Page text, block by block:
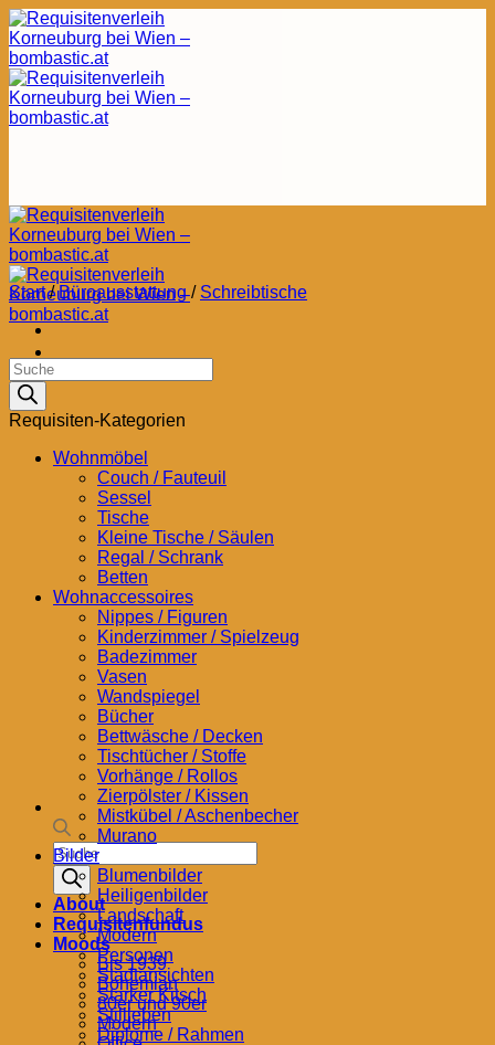
Zum
Inhalt
springen
Products
search
About
Requisitenfundus
Moods
Bis 1939
Bohemian
80er und 90er
Modern
Start / Büroausstattung / Schreibtische
Products
search
Requisiten-Kategorien
Wohnmöbel
Couch / Fauteuil
Sessel
Tische
Kleine Tische / Säulen
Regal / Schrank
Betten
Wohnaccessoires
Nippes / Figuren
Kinderzimmer / Spielzeug
Badezimmer
Vasen
Wandspiegel
Bücher
Bettwäsche / Decken
Tischtücher / Stoffe
Vorhänge / Rollos
Zierpölster / Kissen
Mistkübel / Aschenbecher
Murano
Bilder
Blumenbilder
Heiligenbilder
Landschaft
Modern
Personen
Stadtansichten
Starker Kitsch
Stillleben
Diplome / Rahmen